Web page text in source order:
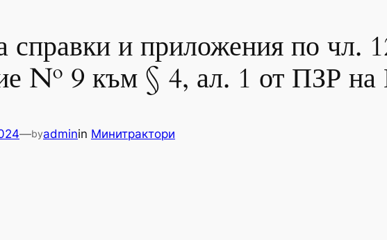
справки и приложения по чл.
№ 9 към § 4, ал. 1 от ПЗР
—byadminin Минитрактори